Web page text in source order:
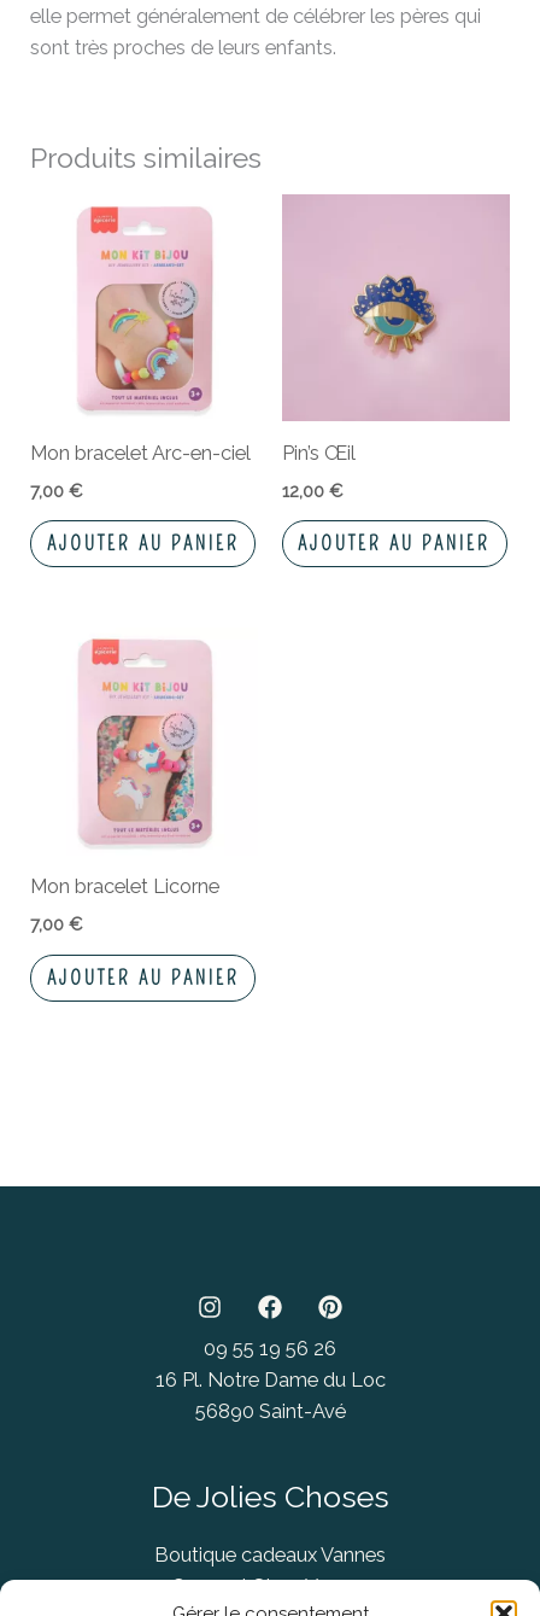
elle permet généralement de célébrer les pères qui
sont très proches de leurs enfants.
Produits similaires
Mon bracelet Arc-en-ciel
7,00€
AJOUTER AU PANIER
Pin’s Œil
12,00 €
AJOUTER AU PANIER
Mon bracelet Licorne
7,00€
AJOUTER AU PANIER
09 55 19 56 26
16 Pl. Notre Dame du Loc
56890 Saint-Avé
De Jolies Choses
Boutique cadeaux Vannes
Concept Store Vannes